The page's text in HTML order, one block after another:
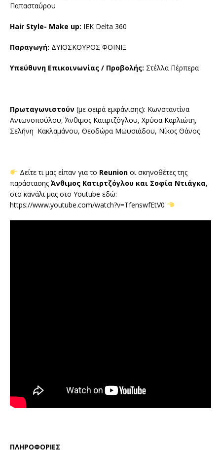
Παπασταύρου
Hair Style- Make up: IEK Delta 360
Παραγωγή: ΔΥΙΟΣΚΟΥΡΟΣ ΦΟΙΝΙΞ
Υπεύθυνη Επικοινωνίας / Προβολής: Στέλλα Πέρπερα
Πρωταγωνιστούν (με σειρά εμφάνισης): Κωνσταντίνα
Αντωνοπούλου, Άνθιμος Κατιρτζόγλου, Χρύσα Καρλιώτη,
Σελήνη Κακλαμάνου, Θεοδώρα Μωυσιάδου, Νίκος Θάνος
Δείτε τι μας είπαν για το Reunionοι σκηνοθέτες της
παράστασης Άνθιμος Κατιρτζόγλου και Σοφία Ντιάγκα,
στο κανάλι μας στο Υoutube εδώ:
https://www.youtube.com/watch?v=TfenswfEtV0
ΠΛΗΡΟΦΟΡΙΕΣ